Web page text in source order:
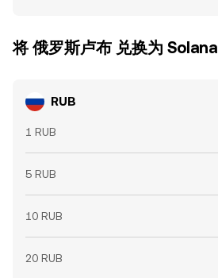
将 俄罗斯卢布 兑换为 Solana
RUB
1 RUB
5 RUB
10 RUB
20 RUB